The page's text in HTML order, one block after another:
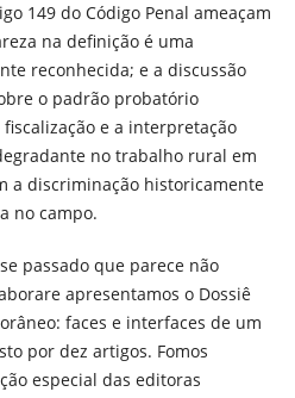
149 do Código Penal ameaçam
na definição é uma
reconhecida; e a discussão
o padrão probatório
e a interpretação
no trabalho rural em
a discriminação historicamente
no campo.
passado que parece não
apresentamos o Dossiê
faces e interfaces de um
por dez artigos. Fomos
especial das editoras